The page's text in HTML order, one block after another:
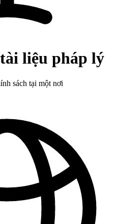
liệu pháp lý
sách tại một nơi